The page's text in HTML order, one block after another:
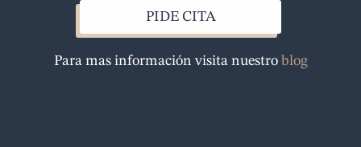
e
b
o
o
PIDE CITA
Para mas información visita nuestro blog